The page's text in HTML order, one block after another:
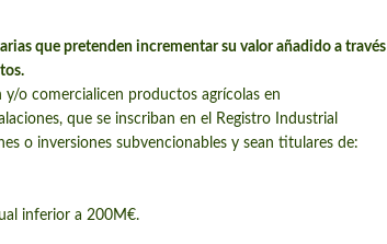
que pretenden incrementar su valor añadido a través
o comercialicen productos agrícolas en
que se inscriban en el Registro Industrial
o inversiones subvencionables y sean titulares de:
inferior a 200M€.